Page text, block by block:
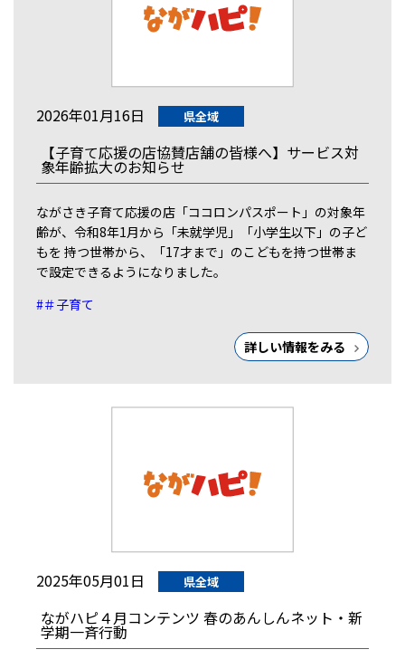
2026年01月16日 県全域
【子育て応援の店協賛店舗の皆様へ】サービス対
象年齢拡大のお知らせ
ながさき子育て応援の店「ココロンパスポート」の対象年
齢が、令和8年1月から「未就学児」「小学生以下」の子ど
もを 持つ世帯から、「17才まで」のこどもを持つ世帯ま
で設定できるようになりました。
#＃子育て
詳しい情報をみる
2025年05月01日 県全域
ながハピ４月コンテンツ 春のあんしんネット・新
学期一斉行動